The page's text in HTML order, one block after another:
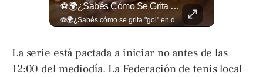
⚽🌍¿Sabés Cómo Se Grita "gol" En Distintos Rincones Del Mundo?
⚽🌍¿Sabés cómo se grita "gol" en distintos rincones del mundo? Descubrí cómo celebran la palabra más emocionante del fútbol en los países que disputan el Mundial 2026. Encuentra más en ➡️ eldiariodehoy.com #Deportes #Mundial2026
La serie está pactada a iniciar no antes de las
12:00 del mediodía. La Federación de tenis local